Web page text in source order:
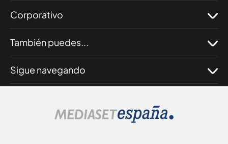
Corporativo
También puedes...
Sigue navegando